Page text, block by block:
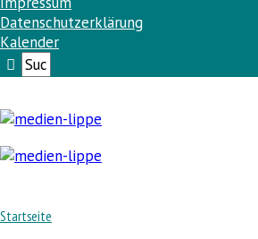
Datenschutzerklärung
Kalender
Startseite